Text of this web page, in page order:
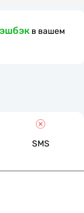
в вашем
SMS